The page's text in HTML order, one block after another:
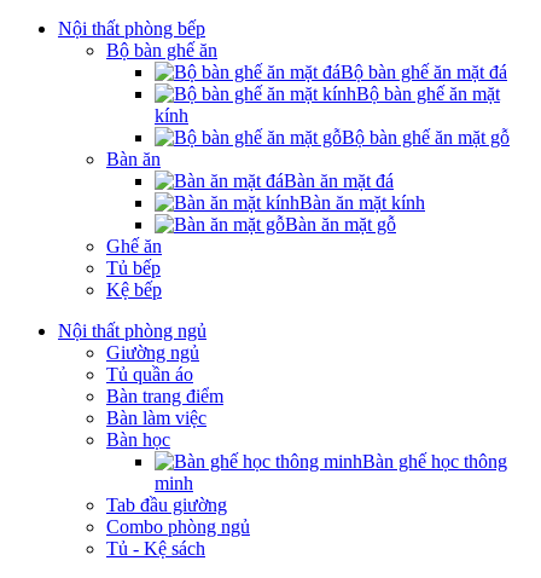
Nội thất phòng bếp
Bộ bàn ghế ăn
Bộ bàn ghế ăn mặt đá
Bộ bàn ghế ăn mặt
kính
Bộ bàn ghế ăn mặt gỗ
Bàn ăn
Bàn ăn mặt đá
Bàn ăn mặt kính
Bàn ăn mặt gỗ
Ghế ăn
Tủ bếp
Kệ bếp
Nội thất phòng ngủ
Giường ngủ
Tủ quần áo
Bàn trang điểm
Bàn làm việc
Bàn học
Bàn ghế học thông
minh
Tab đầu giường
Combo phòng ngủ
Tủ - Kệ sách